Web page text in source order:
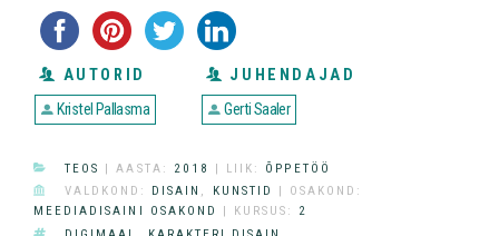
AUTORID
Kristel Pallasma
JUHENDAJAD
Gerti Saaler
CATEGORIES
TEOS | AASTA: 2018 | LIIK: ÕPPETÖÖ
DIVISION
VALDKOND: DISAIN , KUNSTID
| OSAKOND:
MEEDIADISAINI OSAKOND
| KURSUS: 2